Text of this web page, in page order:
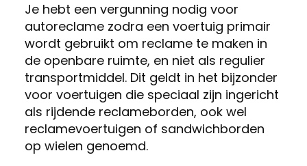
Je hebt een vergunning nodig voor
autoreclame zodra een voertuig primair
wordt gebruikt om reclame te maken in
de openbare ruimte, en niet als regulier
transportmiddel. Dit geldt in het bijzonder
voor voertuigen die speciaal zijn ingericht
als rijdende reclameborden, ook wel
reclamevoertuigen of sandwichborden
op wielen genoemd.